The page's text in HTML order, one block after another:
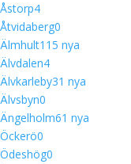
Åstorp4
Åtvidaberg0
Älmhult115 nya
Älvdalen4
Älvkarleby31 nya
Älvsbyn0
Ängelholm61 nya
Öckerö0
Ödeshög0